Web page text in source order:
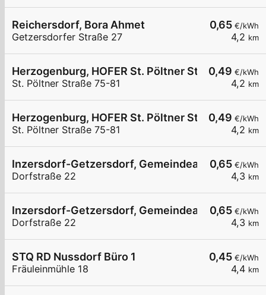
0,65 €/kWh
4,2 km
Reichersdorf, Bora Ahmet
Getzersdorfer Straße 27
0,49 €/kWh
4,2 km
Herzogenburg, HOFER St. Pöltner Str.
St. Pöltner Straße 75-81
0,49 €/kWh
4,2 km
Herzogenburg, HOFER St. Pöltner Str.
St. Pöltner Straße 75-81
0,65 €/kWh
4,3 km
Inzersdorf-Getzersdorf, Gemeindeamt
Dorfstraße 22
0,65 €/kWh
4,3 km
Inzersdorf-Getzersdorf, Gemeindeamt
Dorfstraße 22
0,45 €/kWh
4,4 km
STQ RD Nussdorf Büro 1
Fräuleinmühle 18